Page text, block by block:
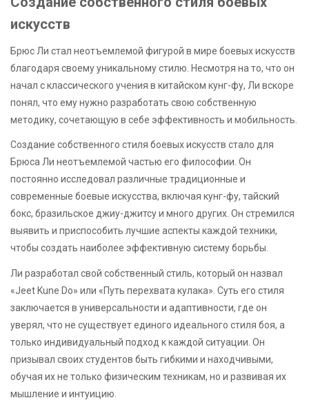
искусств
Брюс Ли стал неотъемлемой фигурой в мире боевых искусств
благодаря своему уникальному стилю. Несмотря на то, что он
начал с классического учения в китайском кунг-фу, Ли вскоре
понял, что ему нужно разработать свою собственную
методику, сочетающую в себе эффективность и мобильность.
Создание собственного стиля боевых искусств стало для
Брюса Ли неотъемлемой частью его философии. Он
постоянно исследовал различные традиционные и
современные боевые искусства, включая кунг-фу, тайский
бокс, бразильское джиу-джитсу и много других. Он стремился
выявить и приспособить лучшие аспекты каждой техники,
чтобы создать наиболее эффективную систему борьбы.
Ли разработал свой собственный стиль, который он назвал
«Jeet Kune Do» или «Путь перехвата кулака». Суть его стиля
заключается в универсальности и адаптивности, где он
уверял, что не существует единого идеального стиля боя, а
только индивидуальный подход к каждой ситуации. Он
призывал своих студентов быть гибкими и находчивыми,
обучая их не только физическим техникам, но и развивая их
мышление и интуицию.